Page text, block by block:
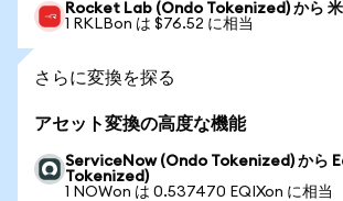
Rocket Lab (Ondo Tokenized) から
1 RKLBon は $76.52 に相当
さらに変換を探る
アセット変換の高度な機能
ServiceNow (Ondo Tokenized) から
Tokenized)
1 NOWon は 0.537470 EQIXon に相当